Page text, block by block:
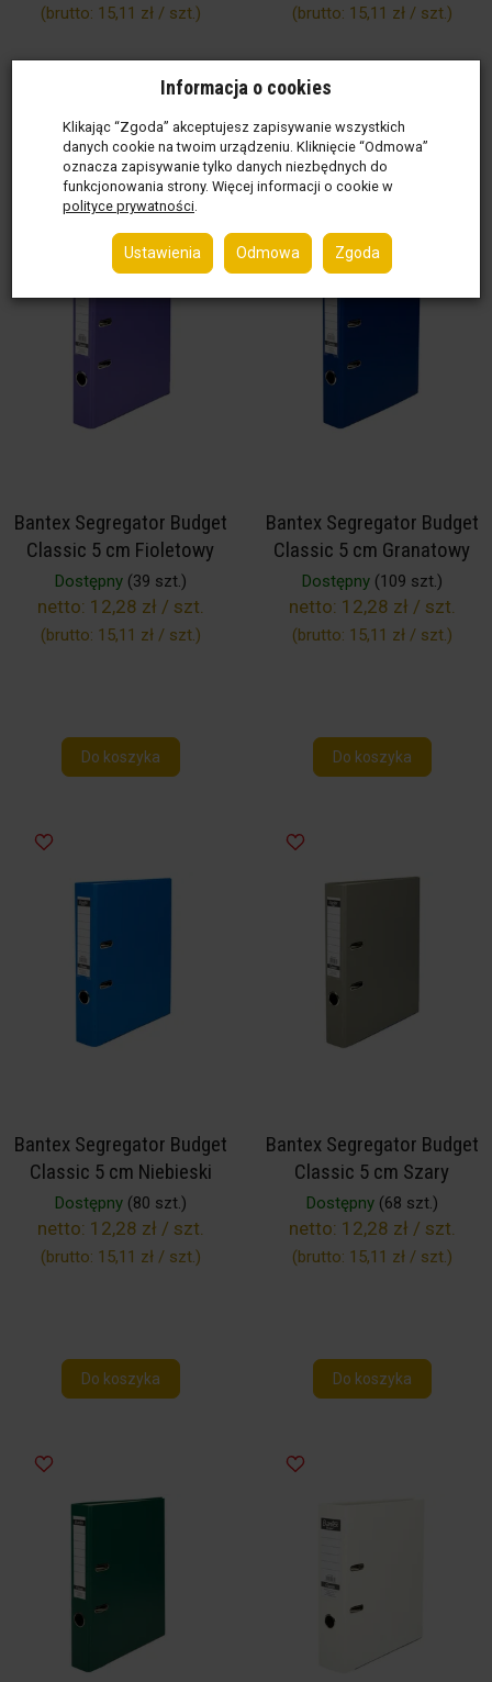
(brutto: 15,11 zł / szt.)
Do koszyka
(brutto: 15,11 zł / szt.)
Do koszyka
Bantex Segregator Budget
Classic 5 cm Fioletowy
Dostępny(39 szt.)
netto: 12,28 zł / szt.
(brutto: 15,11 zł / szt.)
Do koszyka
Bantex Segregator Budget
Classic 5 cm Granatowy
Dostępny(109 szt.)
netto: 12,28 zł / szt.
(brutto: 15,11 zł / szt.)
Do koszyka
Bantex Segregator Budget
Classic 5 cm Niebieski
Dostępny(80 szt.)
netto: 12,28 zł / szt.
(brutto: 15,11 zł / szt.)
Do koszyka
Bantex Segregator Budget
Classic 5 cm Szary
Dostępny(68 szt.)
netto: 12,28 zł / szt.
(brutto: 15,11 zł / szt.)
Do koszyka
Informacja o cookies
Klikając “Zgoda” akceptujesz zapisywanie wszystkich
danych cookie na twoim urządzeniu. Kliknięcie “Odmowa”
oznacza zapisywanie tylko danych niezbędnych do
funkcjonowania strony. Więcej informacji o cookie w
polityce prywatności
Ustawienia Odmowa Zgoda